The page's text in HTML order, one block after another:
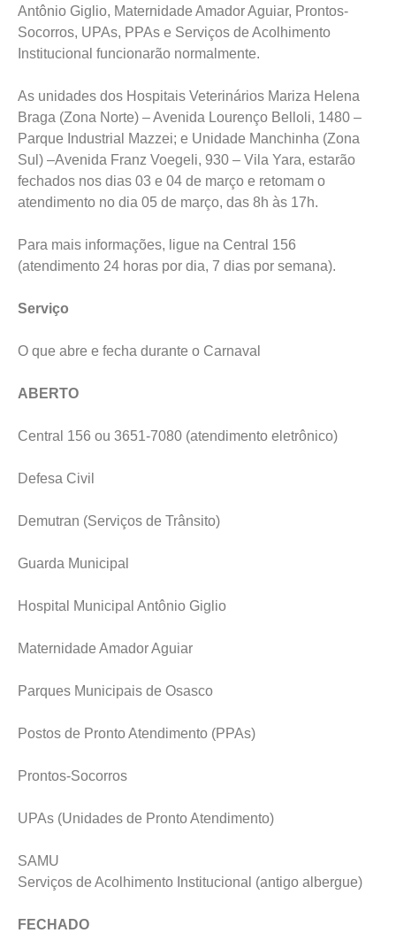
Antônio Giglio, Maternidade Amador Aguiar, Prontos-
Socorros, UPAs, PPAs e Serviços de Acolhimento
Institucional funcionarão normalmente.
As unidades dos Hospitais Veterinários Mariza Helena
Braga (Zona Norte) – Avenida Lourenço Belloli, 1480 –
Parque Industrial Mazzei; e Unidade Manchinha (Zona
Sul) –Avenida Franz Voegeli, 930 – Vila Yara, estarão
fechados nos dias 03 e 04 de março e retomam o
atendimento no dia 05 de março, das 8h às 17h.
Para mais informações, ligue na Central 156
(atendimento 24 horas por dia, 7 dias por semana).
Serviço
O que abre e fecha durante o Carnaval
ABERTO
Central 156 ou 3651-7080 (atendimento eletrônico)
Defesa Civil
Demutran (Serviços de Trânsito)
Guarda Municipal
Hospital Municipal Antônio Giglio
Maternidade Amador Aguiar
Parques Municipais de Osasco
Postos de Pronto Atendimento (PPAs)
Prontos-Socorros
UPAs (Unidades de Pronto Atendimento)
SAMU
Serviços de Acolhimento Institucional (antigo albergue)
FECHADO